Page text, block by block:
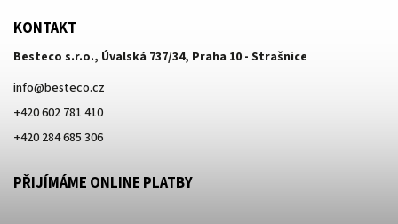
KONTAKT
Besteco s.r.o., Úvalská 737/34, Praha 10 - Strašnice
info@besteco.cz
+420 602 781 410
+420 284 685 306
PŘIJÍMÁME ONLINE PLATBY